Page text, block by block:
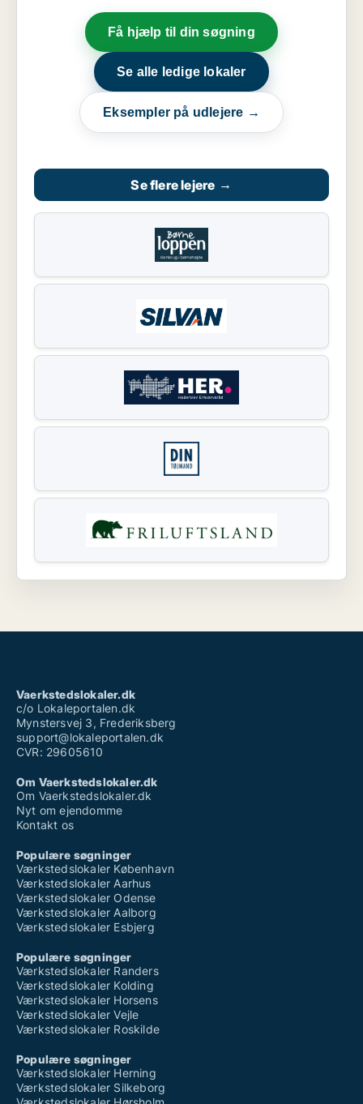
Få hjælp til din søgning
Se alle ledige lokaler
Eksempler på udlejere →
Se flere lejere →
Vaerkstedslokaler.dk
c/o Lokaleportalen.dk
Mynstersvej 3, Frederiksberg
support@lokaleportalen.dk
CVR: 29605610
Om Vaerkstedslokaler.dk
Om Vaerkstedslokaler.dk
Nyt om ejendomme
Kontakt os
Populære søgninger
Værkstedslokaler København
Værkstedslokaler Aarhus
Værkstedslokaler Odense
Værkstedslokaler Aalborg
Værkstedslokaler Esbjerg
Populære søgninger
Værkstedslokaler Randers
Værkstedslokaler Kolding
Værkstedslokaler Horsens
Værkstedslokaler Vejle
Værkstedslokaler Roskilde
Populære søgninger
Værkstedslokaler Herning
Værkstedslokaler Silkeborg